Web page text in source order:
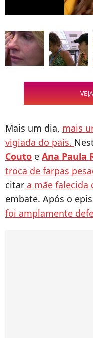
Mais um dia, mais
vigiada do país.
Couto e Ana Paula
troca de farpas
citar a mãe falecida
embate. Após o
foi amplamente